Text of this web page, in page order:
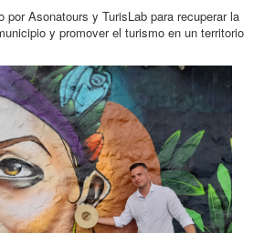
por Asonatours y TurisLab para recuperar la
y promover el turismo en un territorio